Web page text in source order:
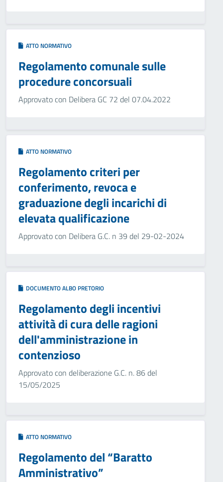
ATTO NORMATIVO
Regolamento comunale sulle
procedure concorsuali
Approvato con Delibera GC 72 del 07.04.2022
ATTO NORMATIVO
Regolamento criteri per
conferimento, revoca e
graduazione degli incarichi di
elevata qualificazione
Approvato con Delibera G.C. n 39 del 29-02-2024
DOCUMENTO ALBO PRETORIO
Regolamento degli incentivi
attività di cura delle ragioni
dell'amministrazione in
contenzioso
Approvato con deliberazione G.C. n. 86 del
15/05/2025
ATTO NORMATIVO
Regolamento del “Baratto
Amministrativo”